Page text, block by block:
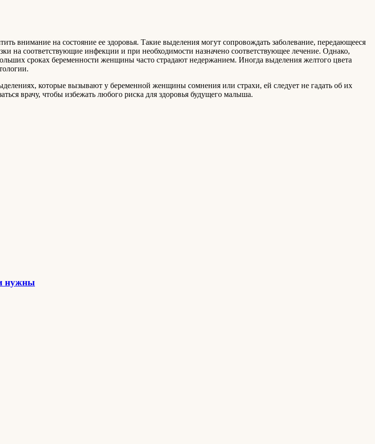
внимание на состояние ее здоровья. Такие выделения могут сопровождать заболевание, передающееся
на соответствующие инфекции и при необходимости назначено соответствующее лечение. Однако,
сроках беременности женщины часто страдают недержанием. Иногда выделения желтого цвета
которые вызывают у беременной женщины сомнения или страхи, ей следует не гадать об их
врачу, чтобы избежать любого риска для здоровья будущего малыша.
нужны